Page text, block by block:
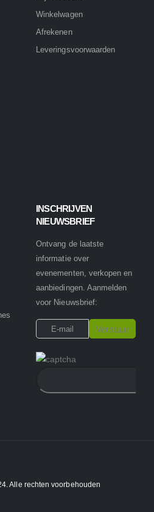
Winkelwagen
Afrekenen
Leveringsvoorwaarden
INSCHRIJVEN
NIEUWSBRIEF
Ontvang de laatste
informatie over
evenementen, verkopen en
aanbiedingen. Aanmelden
voor Nieuwsbrief:
Alle rechten voorbehouden